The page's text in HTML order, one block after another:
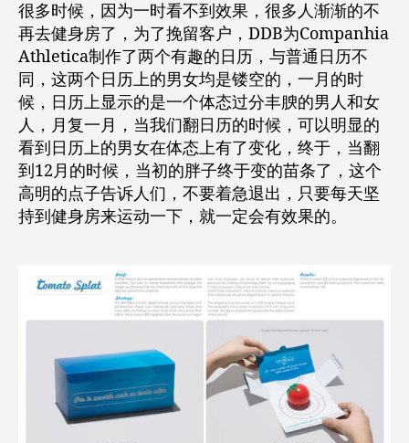
很多时候，因为一时看不到效果，很多人渐渐的不
再去健身房了，为了挽留客户，DDB为Companhia
Athletica制作了两个有趣的日历，与普通日历不
同，这两个日历上的男女均是镂空的，一月的时
候，日历上显示的是一个体态过分丰腴的男人和女
人，月复一月，当我们翻日历的时候，可以明显的
看到日历上的男女在体态上有了变化，终于，当翻
到12月的时候，当初的胖子终于变的苗条了，这个
高明的点子告诉人们，不要着急退出，只要每天坚
持到健身房来运动一下，就一定会有效果的。